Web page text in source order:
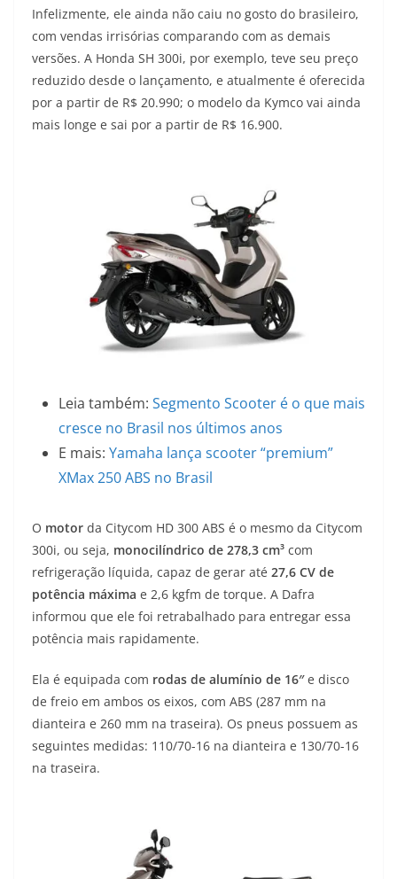
Infelizmente, ele ainda não caiu no gosto do brasileiro,
com vendas irrisórias comparando com as demais
versões. A Honda SH 300i, por exemplo, teve seu preço
reduzido desde o lançamento, e atualmente é oferecida
por a partir de R$ 20.990; o modelo da Kymco vai ainda
mais longe e sai por a partir de R$ 16.900.
Leia também: Segmento Scooter é o que mais
cresce no Brasil nos últimos anos
E mais: Yamaha lança scooter “premium”
XMax 250 ABS no Brasil
O motor da Citycom HD 300 ABS é o mesmo da Citycom
300i, ou seja, monocilíndrico de 278,3 cm³ com
refrigeração líquida, capaz de gerar até 27,6 CV de
potência máxima e 2,6 kgfm de torque. A Dafra
informou que ele foi retrabalhado para entregar essa
potência mais rapidamente.
Ela é equipada com rodas de alumínio de 16″e disco
de freio em ambos os eixos, com ABS (287 mm na
dianteira e 260 mm na traseira). Os pneus possuem as
seguintes medidas: 110/70-16 na dianteira e 130/70-16
na traseira.